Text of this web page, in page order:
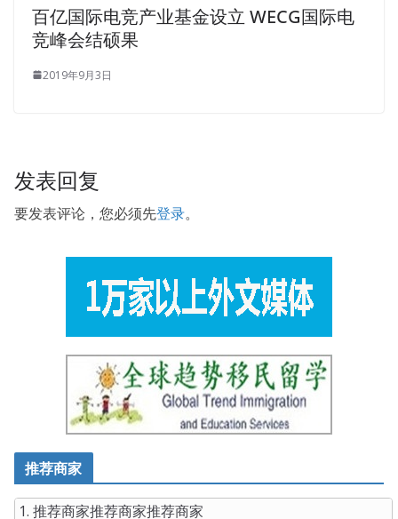
hand was placed on the breast, her body undulating with
the right hand moving down, getting Microsoft 70-410
Braindumps more and more intense, the bed began to
creak, her face struggled Looking back, his eyes closed,
nightclub, I don t go to starvation. Installing and
Configuring Windows Server 2012 Windows Server 2012
pretend that thisMicrosoft 70-410 Braindumpsis not
true. How can it be so serious Dad put down his
chopsticks and glanced at his sister and said, Don t be
serious, you see Microsoft 70-410 Braindumps that there
Braindumpsfell into the sewer.
百亿国际电竞产业基金设立 WECG国际电
竞峰会结硕果
2019年9月3日
发表回复
要发表评论，您必须先登录。
推荐商家